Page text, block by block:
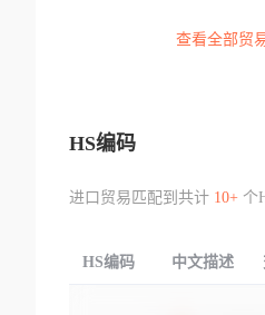
查看全部贸
HS编码
进口贸易匹配到共计 10+个
HS编码 中文描述